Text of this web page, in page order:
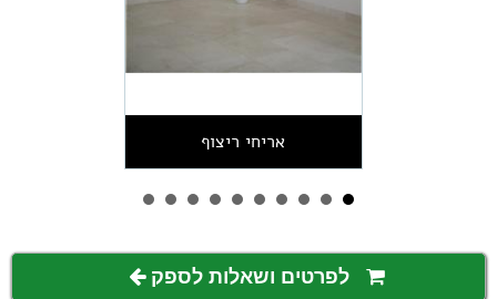
אריחי ריצוף
לפרטים ושאלות לספק